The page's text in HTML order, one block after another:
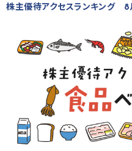
株主優待アクセスランキング 8